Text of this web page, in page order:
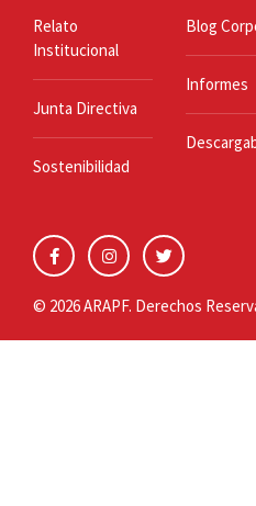
Relato
Institucional
Junta Directiva
Sostenibilidad
Blog
Informes
© 2026 ARAPF. Derechos